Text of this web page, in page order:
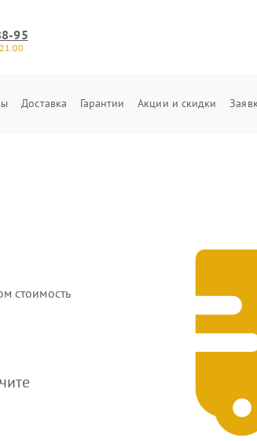
95
Доставка Гарантии Акции и скидки
стоимость